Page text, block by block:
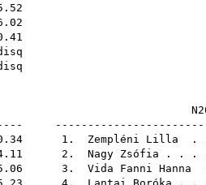
1. Zempléni Lilla .
2. Nagy Zsófia . . .
3. Vida Fanni Hanna